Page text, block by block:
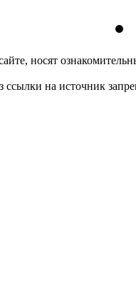
носят
ссылки на источник